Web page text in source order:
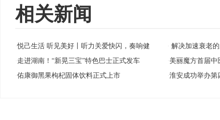
相关新闻
·悦己生活 听见美好丨听力关爱快闪，奏响健 · 解决加速衰老
·走进湖南！“新晃三宝”特色巴士正式发车 ·美丽魔方首届中
·佑康御黑果枸杞固体饮料正式上市 ·淮安成功举办第